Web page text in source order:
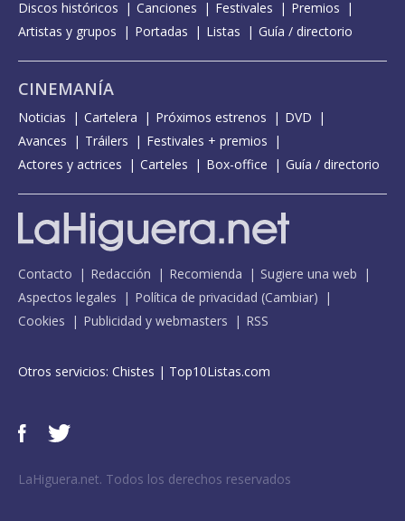
Discos históricos
Canciones Festivales
Premios
Artistas y grupos
Portadas Listas Guía / directorio
CINEMANÍA
Noticias Cartelera Próximos estrenos
DVD
Avances
Tráilers
Festivales + premios
Actores y actrices
Carteles Box-office Guía / directorio
Contacto Redacción Recomienda
Sugiere una web
Aspectos legales
Política de privacidad (Cambiar)
Cookies
Publicidad y webmasters RSS
Otros servicios: Chistes | Top10Listas.com
LaHiguera.net. Todos los derechos reservados